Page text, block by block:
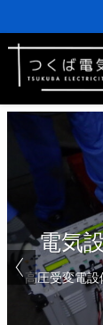
電気管
測定器
電気
高圧受変電